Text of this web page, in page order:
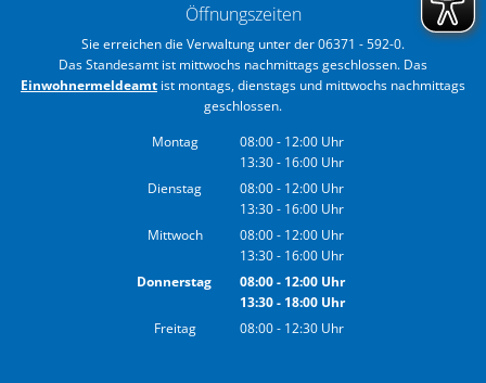
Öffnungszeiten
Sie erreichen die Verwaltung unter der 06371 - 592-0.
Das Standesamt ist mittwochs nachmittags geschlossen. Das
Einwohnermeldeamt ist montags, dienstags und mittwochs nachmittags
geschlossen.
Montag
08:00- 12:00 Uhr
Von 08:00 bis 12:00 Uhr
13:30- 16:00 Uhr
Von 13:30 bis 16:00 Uhr
Dienstag 08:00- 12:00 Uhr
Von 08:00 bis 12:00 Uhr
13:30- 16:00 Uhr
Von 13:30 bis 16:00 Uhr
Mittwoch 08:00- 12:00 Uhr
Von 08:00 bis 12:00 Uhr
13:30- 16:00 Uhr
Von 13:30 bis 16:00 Uhr
Donnerstag 08:00- 12:00Uhr
Von 08:00 bis 12:00 Uhr
13:30- 18:00Uhr
Von 13:30 bis 18:00 Uhr
Freitag 08:00- 12:30 Uhr